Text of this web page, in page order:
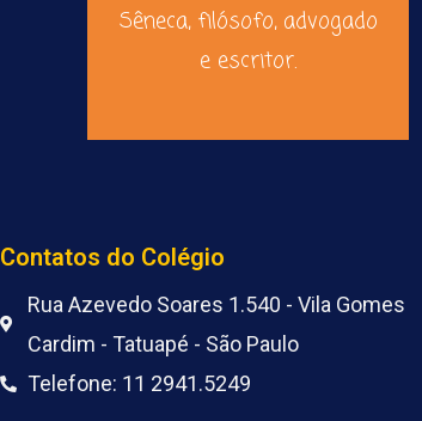
Sêneca, filósofo, advogado
e escritor.
Contatos do Colégio
Rua Azevedo Soares 1.540 - Vila Gomes
Cardim - Tatuapé - São Paulo
Telefone: 11 2941.5249